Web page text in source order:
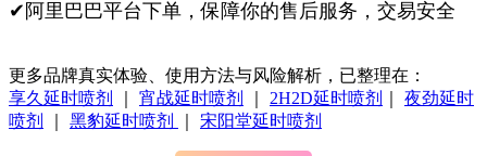
✔阿里巴巴平台下单，保障你的售后服务，交易安全
更多品牌真实体验、使用方法与风险解析，已整理在：
享久延时喷剂
宵战延时喷剂 2H2D延时喷剂
夜劲延时
喷剂
黑豹延时喷剂 宋阳堂延时喷剂